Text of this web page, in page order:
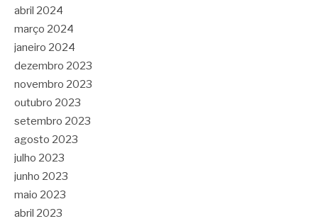
abril 2024
março 2024
janeiro 2024
dezembro 2023
novembro 2023
outubro 2023
setembro 2023
agosto 2023
julho 2023
junho 2023
maio 2023
abril 2023